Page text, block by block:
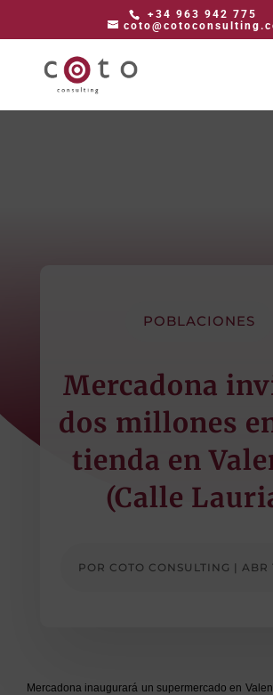
+34 963 942 775
POBLACIONES
Mercadona
dos millones
tienda en
(Calle
POR COTO CONSULTING | ABR
Mercadona inaugurará un supermercado en